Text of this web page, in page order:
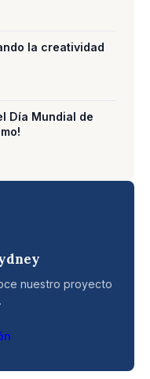
la creatividad
Día Mundial de
nuestro proyecto